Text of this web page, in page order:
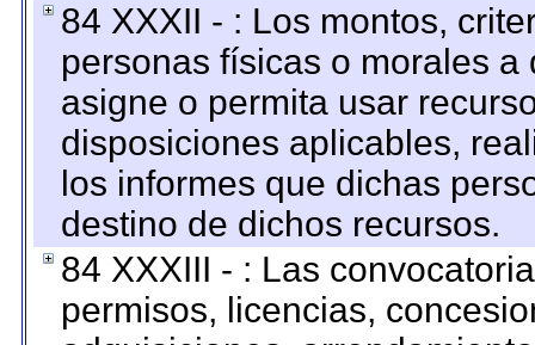
84 XXXII - : Los montos,
personas físicas o morales
asigne o permita usar
disposiciones aplicables,
los informes que dichas
destino de dichos recursos.
84 XXXIII - : Las
permisos, licencias,